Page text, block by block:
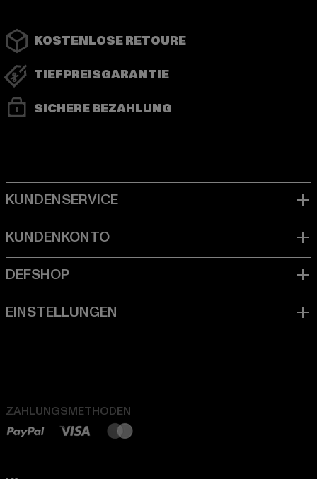
KOSTENLOSE RETOURE
TIEFPREISGARANTIE
SICHERE BEZAHLUNG
ZAHLUNGSMETHODEN